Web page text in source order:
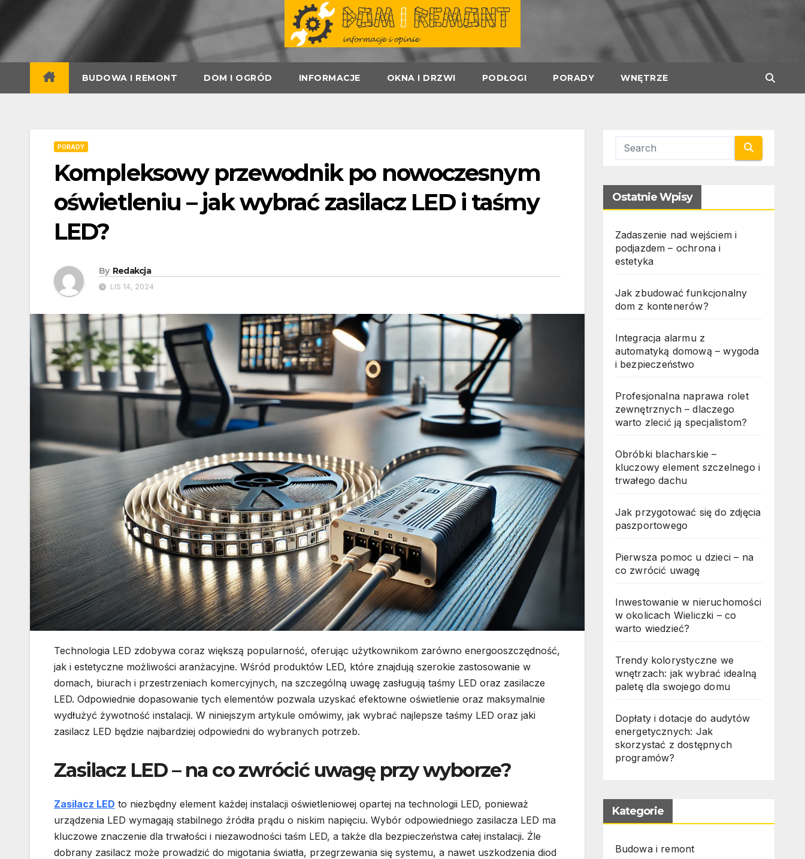
content
BUDOWA I REMONT DOM I OGRÓD INFORMACJE OKNA I DRZWI PODŁOGI PORADY WNĘTRZE
PORADY
Kompleksowy przewodnik po nowoczesnym
oświetleniu – jak wybrać zasilacz LED i taśmy
LED?
By Redakcja
LIS 14, 2024
Technologia LED zdobywa coraz większą popularność, oferując użytkownikom zarówno energooszczędność,
jak i estetyczne możliwości aranżacyjne. Wśród produktów LED, które znajdują szerokie zastosowanie w
domach, biurach i przestrzeniach komercyjnych, na szczególną uwagę zasługują taśmy LED oraz zasilacze
LED. Odpowiednie dopasowanie tych elementów pozwala uzyskać efektowne oświetlenie oraz maksymalnie
wydłużyć żywotność instalacji. W niniejszym artykule omówimy, jak wybrać najlepsze taśmy LED oraz jaki
zasilacz LED będzie najbardziej odpowiedni do wybranych potrzeb.
Zasilacz LED – na co zwrócić uwagę przy wyborze?
Zasilacz LED to niezbędny element każdej instalacji oświetleniowej opartej na technologii LED, ponieważ
urządzenia LED wymagają stabilnego źródła prądu o niskim napięciu. Wybór odpowiedniego zasilacza LED ma
kluczowe znaczenie dla trwałości i niezawodności taśm LED, a także dla bezpieczeństwa całej instalacji. Źle
dobrany zasilacz może prowadzić do migotania światła, przegrzewania się systemu, a nawet uszkodzenia diod
Ostatnie Wpisy
Zadaszenie nad wejściem i
podjazdem – ochrona i
estetyka
Jak zbudować funkcjonalny
dom z kontenerów?
Integracja alarmu z
automatyką domową – wygoda
i bezpieczeństwo
Profesjonalna naprawa rolet
zewnętrznych – dlaczego
warto zlecić ją specjalistom?
Obróbki blacharskie –
kluczowy element szczelnego i
trwałego dachu
Jak przygotować się do zdjęcia
paszportowego
Pierwsza pomoc u dzieci – na
co zwrócić uwagę
Inwestowanie w nieruchomości
w okolicach Wieliczki – co
warto wiedzieć?
Trendy kolorystyczne we
wnętrzach: jak wybrać idealną
paletę dla swojego domu
Dopłaty i dotacje do audytów
energetycznych: Jak
skorzystać z dostępnych
programów?
Kategorie
Budowa i remont